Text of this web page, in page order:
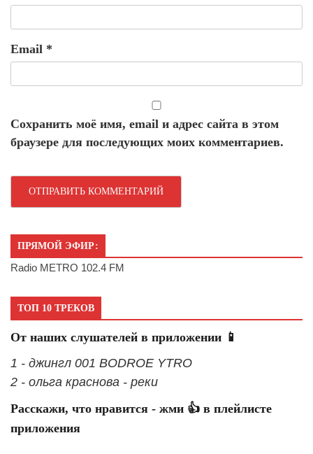
Email *
Сохранить моё имя, email и адрес сайта в этом
браузере для последующих моих комментариев.
ПРЯМОЙ ЭФИР:
Radio METRO 102.4 FM
ТОП 10 ТРЕКОВ
От наших слушателей в приложении 📱
1 - джингл 001 BODROE YTRO
2 - ольга краснова - реки
Расскажи, что нравится - жми 👍 в плейлисте
приложения